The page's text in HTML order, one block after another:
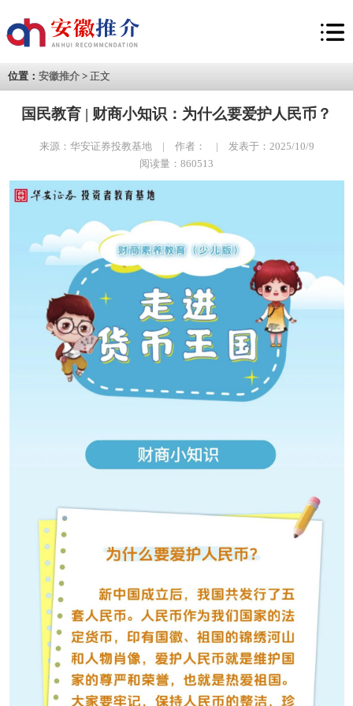
位置： 安徽推介 > 正文
国民教育 | 财商小知识：为什么要爱护人民币？
来源：华安证券投教基地 | 作者： | 发表于：2025/10/9
阅读量：860513